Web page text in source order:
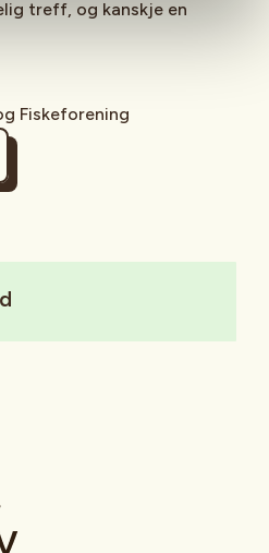
treff, og kanskje en
Fiskeforening